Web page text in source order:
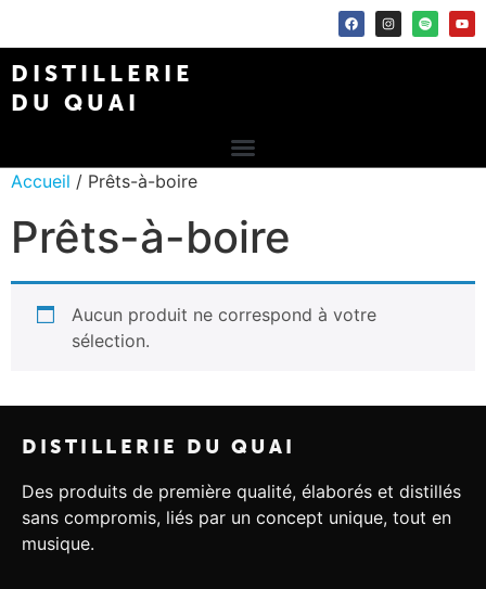
DISTILLERIE
DU QUAI
Accueil / Prêts-à-boire
Prêts-à-boire
Aucun produit ne correspond à votre
sélection.
DISTILLERIE DU QUAI
Des produits de première qualité, élaborés et distillés
sans compromis, liés par un concept unique, tout en
musique.